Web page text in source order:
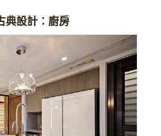
典設計：廚房